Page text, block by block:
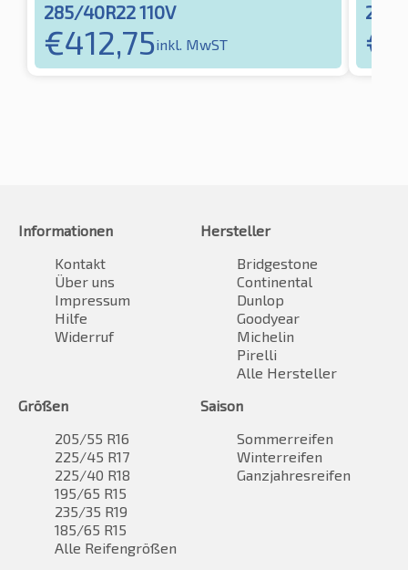
285/40R22 110V
€412,75inkl. MwST
285/
€
Informationen
Kontakt
Über uns
Impressum
Hilfe
Widerruf
Hersteller
Bridgestone
Continental
Dunlop
Goodyear
Michelin
Pirelli
Alle Hersteller
Größen
205/55 R16
225/45 R17
225/40 R18
195/65 R15
235/35 R19
185/65 R15
Alle Reifengrößen
Saison
Sommerreifen
Winterreifen
Ganzjahresreifen